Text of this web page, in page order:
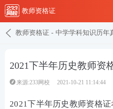
教师资格证
教师资格证 - 中学学科知识历年
2021下半年历史教师资
来源:233网校 2021-10-21 11:14:44
2021下半年历史教师资格